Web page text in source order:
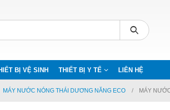
BỊ VỆ SINH THIẾT BỊ Y TẾ LIÊN HỆ
MÁY NƯỚC NÓNG THÁI DƯƠNG NĂNG ECO MÁY